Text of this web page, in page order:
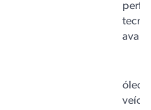
óleo